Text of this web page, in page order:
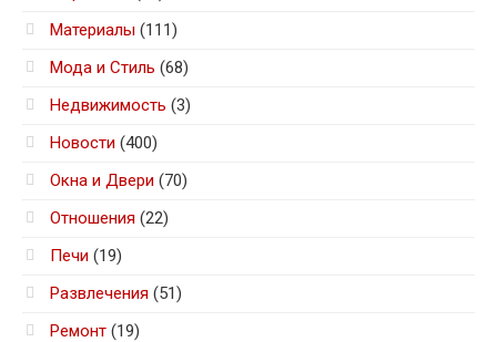
Материалы (111)
Мода и Стиль (68)
Недвижимость (3)
Новости (400)
Окна и Двери (70)
Отношения (22)
Печи (19)
Развлечения (51)
Ремонт (19)